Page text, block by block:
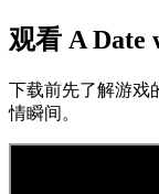
观看 A Date
下载前先了解游戏
情瞬间。